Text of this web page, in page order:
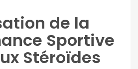
de la
Sportive
Stéroïdes